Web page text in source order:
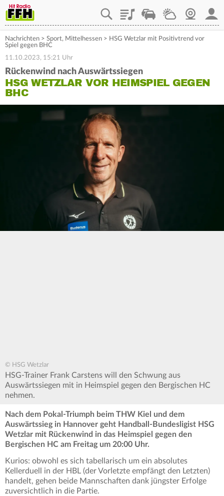
PlaylistStaupilotWetterWebcam
Nachrichten > Sport, Mittelhessen > HSG Wetzlar mit Positivtrend vor
Spiel gegen BHC
11.10.2023, 15:21 Uhr
Rückenwind nach Auswärtssiegen
HSG WETZLAR VOR HEIMSPIEL GEGEN
BHC
© HSG Wetzlar
HSG-Trainer Frank Carstens will den Schwung aus
Auswärtssiegen mit in Heimspiel gegen den Bergischen HC
nehmen.
Nach dem Pokal-Triumph beim THW Kiel und dem
Auswärtssieg in Hannover geht Handball-Bundesligist HSG
Wetzlar mit Rückenwind in das Heimspiel gegen den
Bergischen HC am Freitag um 20:00 Uhr.
Kurios: obwohl es sich tabellarisch um ein absolutes
Kellerduell in der HBL (der Vorletzte empfängt den Letzten)
handelt, gehen beide Mannschaften dank jüngster Erfolge
zuversichtlich in die Partie.